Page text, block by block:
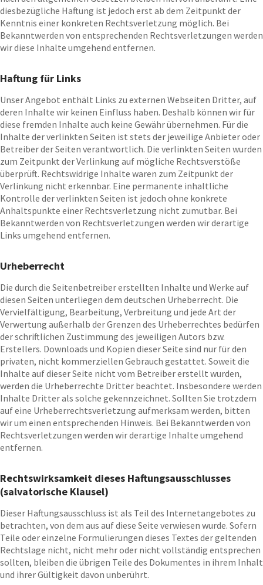
diesbezügliche Haftung ist jedoch erst ab dem Zeitpunkt der
Kenntnis einer konkreten Rechtsverletzung möglich. Bei
Bekanntwerden von entsprechenden Rechtsverletzungen werden
wir diese Inhalte umgehend entfernen.
Haftung für Links
Unser Angebot enthält Links zu externen Webseiten Dritter, auf
deren Inhalte wir keinen Einfluss haben. Deshalb können wir für
diese fremden Inhalte auch keine Gewähr übernehmen. Für die
Inhalte der verlinkten Seiten ist stets der jeweilige Anbieter oder
Betreiber der Seiten verantwortlich. Die verlinkten Seiten wurden
zum Zeitpunkt der Verlinkung auf mögliche Rechtsverstöße
überprüft. Rechtswidrige Inhalte waren zum Zeitpunkt der
Verlinkung nicht erkennbar. Eine permanente inhaltliche
Kontrolle der verlinkten Seiten ist jedoch ohne konkrete
Anhaltspunkte einer Rechtsverletzung nicht zumutbar. Bei
Bekanntwerden von Rechtsverletzungen werden wir derartige
Links umgehend entfernen.
Urheberrecht
Die durch die Seitenbetreiber erstellten Inhalte und Werke auf
diesen Seiten unterliegen dem deutschen Urheberrecht. Die
Vervielfältigung, Bearbeitung, Verbreitung und jede Art der
Verwertung außerhalb der Grenzen des Urheberrechtes bedürfen
der schriftlichen Zustimmung des jeweiligen Autors bzw.
Erstellers. Downloads und Kopien dieser Seite sind nur für den
privaten, nicht kommerziellen Gebrauch gestattet. Soweit die
Inhalte auf dieser Seite nicht vom Betreiber erstellt wurden,
werden die Urheberrechte Dritter beachtet. Insbesondere werden
Inhalte Dritter als solche gekennzeichnet. Sollten Sie trotzdem
auf eine Urheberrechtsverletzung aufmerksam werden, bitten
wir um einen entsprechenden Hinweis. Bei Bekanntwerden von
Rechtsverletzungen werden wir derartige Inhalte umgehend
entfernen.
Rechtswirksamkeit dieses Haftungsausschlusses
(salvatorische Klausel)
Dieser Haftungsausschluss ist als Teil des Internetangebotes zu
betrachten, von dem aus auf diese Seite verwiesen wurde. Sofern
Teile oder einzelne Formulierungen dieses Textes der geltenden
Rechtslage nicht, nicht mehr oder nicht vollständig entsprechen
sollten, bleiben die übrigen Teile des Dokumentes in ihrem Inhalt
und ihrer Gültigkeit davon unberührt.